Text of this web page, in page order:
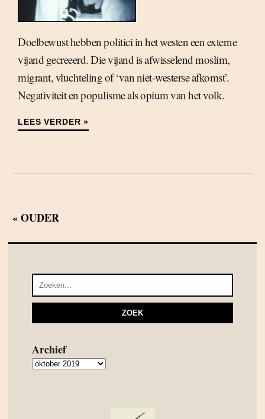
Doelbewust hebben politici in het westen een externe
vijand gecreeerd. Die vijand is afwisselend moslim,
migrant, vluchteling of ‘van niet-westerse afkomst’.
Negativiteit en populisme als opium van het volk.
LEES VERDER »
« OUDER
Archief
Archief